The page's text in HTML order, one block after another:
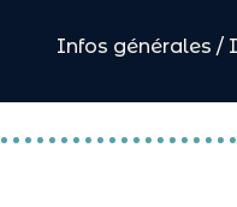
Infos générales /